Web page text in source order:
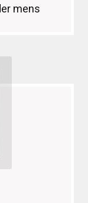
mens